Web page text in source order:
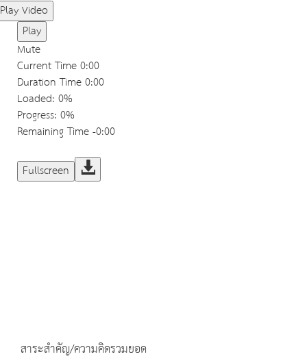
Play Video
Play
Mute
Current Time0:00
Duration Time0:00
Loaded: 0%
Progress: 0%
Remaining Time-0:00
Fullscreen
สาระสำคัญ/ความคิดรวมยอด